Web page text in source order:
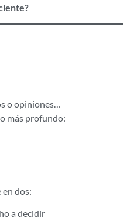
o opiniones…
más profundo:
dos:
a decidir